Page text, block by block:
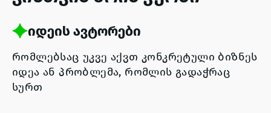
იდეის ავტორები
რომლებსაც უკვე აქვთ კონკრეტული ბიზნეს
იდეა ან პრობლემა, რომლის გადაჭრაც
სურთ